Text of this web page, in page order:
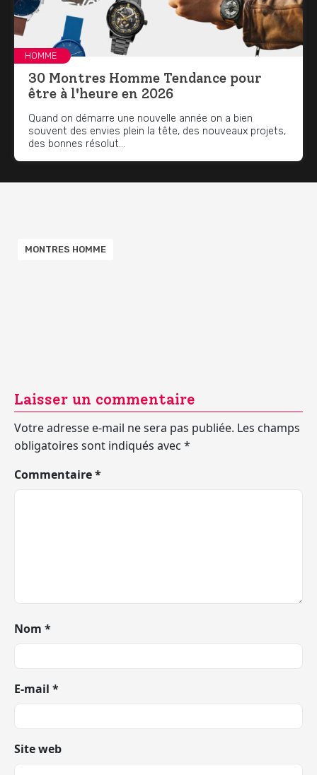
HOMME
30 Montres Homme Tendance pour
être à l'heure en 2026
Quand on démarre une nouvelle année on a bien
souvent des envies plein la tête, des nouveaux projets,
des bonnes résolut...
MONTRES HOMME
Laisser un commentaire
Votre adresse e-mail ne sera pas publiée. Les champs
obligatoires sont indiqués avec *
Commentaire*
Nom *
E-mail *
Site web